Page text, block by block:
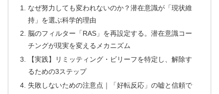
無料電子書籍を受け取る
なぜ努力しても変われないのか？潜在意識が「現状維
持」を選ぶ科学的理由
脳のフィルター「RAS」を再設定する。潜在意識コー
チングが現実を変えるメカニズム
【実践】リミッティング・ビリーフを特定し、解除す
るための3ステップ
失敗しないための注意点｜「好転反応」の嘘と信頼で